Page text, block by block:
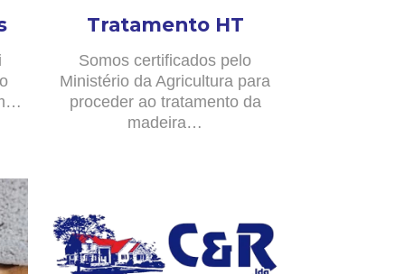
Tratamento HT
Somos certificados pelo
Ministério da Agricultura para
proceder ao tratamento da
madeira…